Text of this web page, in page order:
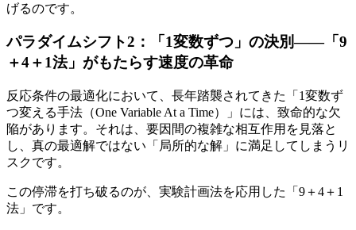
げるのです。
パラダイムシフト2：「1変数ずつ」の決別——「9
＋4＋1法」がもたらす速度の革命
反応条件の最適化において、長年踏襲されてきた「1変数ず
つ変える手法（One Variable At a Time）」には、致命的な欠
陥があります。それは、要因間の複雑な相互作用を見落と
し、真の最適解ではない「局所的な解」に満足してしまうリ
スクです。
この停滞を打ち破るのが、実験計画法を応用した「9＋4＋1
法」です。